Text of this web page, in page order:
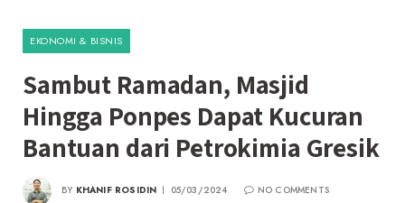
EKONOMI & BISNIS
Sambut Ramadan, Masjid
Hingga Ponpes Dapat Kucuran
Bantuan dari Petrokimia Gresik
BY KHANIF ROSIDIN 05/03/2024
NO COMMENTS